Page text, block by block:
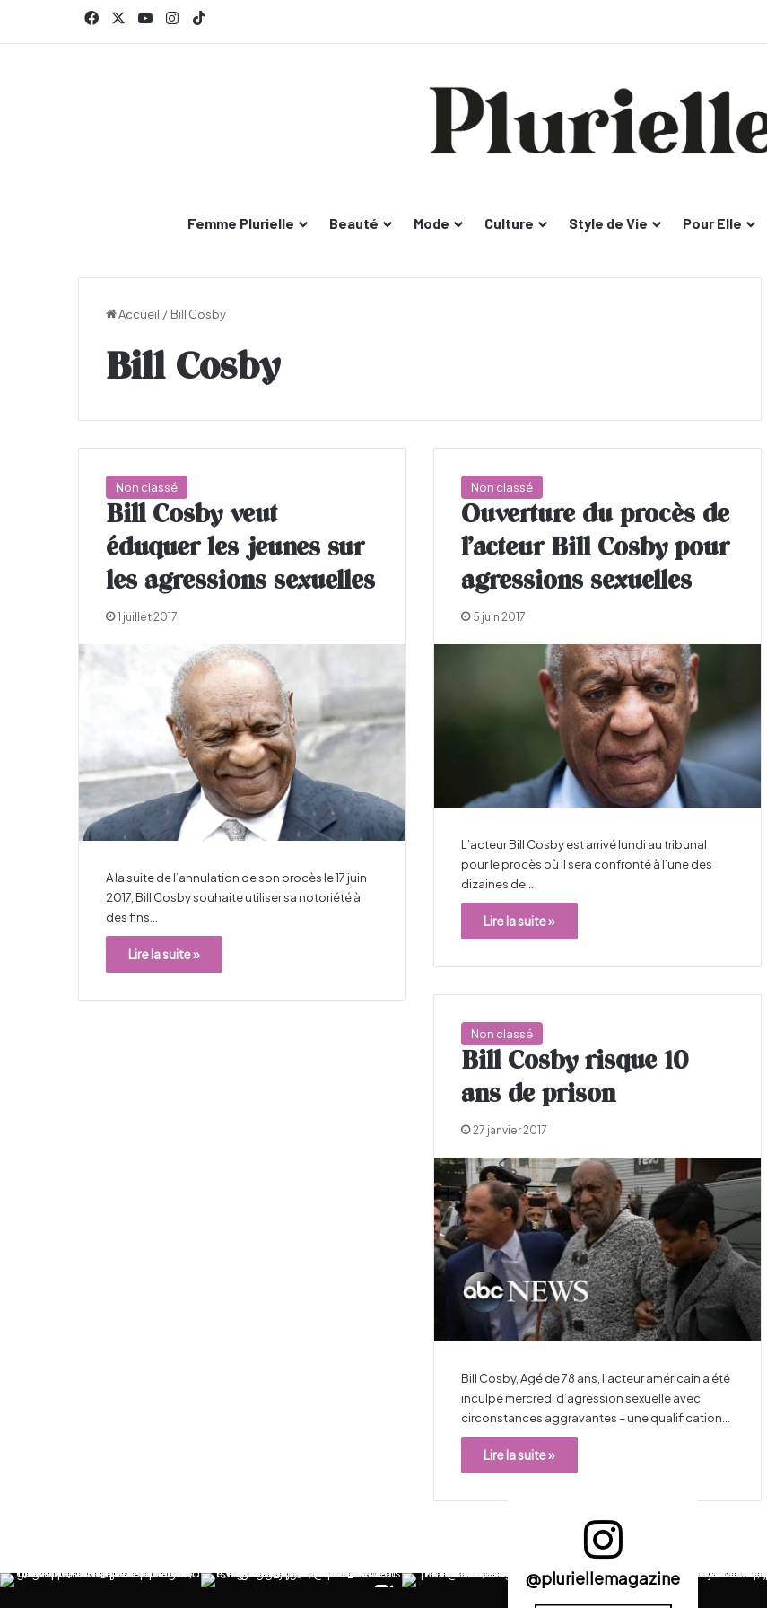
FacebookYouTubeInstagram
Femme Plurielle Beauté Mode Culture Style de Vie Pour Elle
Accueil / Bill Cosby
Bill Cosby
Non classé
Bill Cosby veut
éduquer les jeunes sur
les agressions sexuelles
1 juillet 2017
A la suite de l’annulation de son procès le 17 juin
2017, Bill Cosby souhaite utiliser sa notoriété à
des fins…
Lire la suite »
Non classé
Ouverture du procès de
l’acteur Bill Cosby pour
agressions sexuelles
5 juin 2017
L’acteur Bill Cosby est arrivé lundi au tribunal
pour le procès où il sera confronté à l’une des
dizaines de…
Lire la suite »
Non classé
Bill Cosby risque 10
ans de prison
27 janvier 2017
Bill Cosby, Agé de 78 ans, l’acteur américain a été
inculpé mercredi d’agression sexuelle avec
circonstances aggravantes – une qualification…
Lire la suite »
@pluriellemagazine